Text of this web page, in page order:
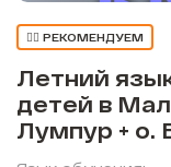
👍🏼 РЕКОМЕНДУЕМ
Летний
детей в
Лумпур + о.